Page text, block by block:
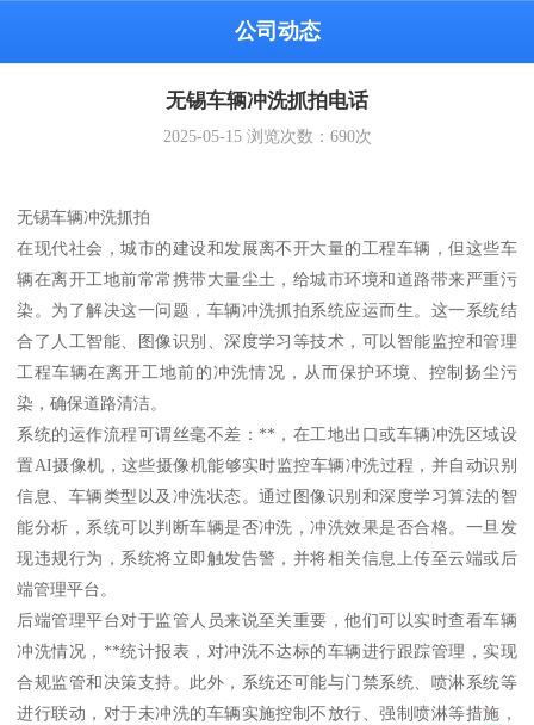
公司动态
无锡车辆冲洗抓拍电话
2025-05-15浏览次数： 690次
无锡车辆冲洗抓拍
在现代社会，城市的建设和发展离不开大量的工程车辆，但这些车
辆在离开工地前常常携带大量尘土，给城市环境和道路带来严重污
染。为了解决这一问题，车辆冲洗抓拍系统应运而生。这一系统结
合了人工智能、图像识别、深度学习等技术，可以智能监控和管理
工程车辆在离开工地前的冲洗情况，从而保护环境、控制扬尘污
染，确保道路清洁。
系统的运作流程可谓丝毫不差：**，在工地出口或车辆冲洗区域设
置AI摄像机，这些摄像机能够实时监控车辆冲洗过程，并自动识别
信息、车辆类型以及冲洗状态。通过图像识别和深度学习算法的智
能分析，系统可以判断车辆是否冲洗，冲洗效果是否合格。一旦发
现违规行为，系统将立即触发告警，并将相关信息上传至云端或后
端管理平台。
后端管理平台对于监管人员来说至关重要，他们可以实时查看车辆
冲洗情况，**统计报表，对冲洗不达标的车辆进行跟踪管理，实现
合规监管和决策支持。此外，系统还可能与门禁系统、喷淋系统等
进行联动，对于未冲洗的车辆实施控制不放行、强制喷淋等措施，